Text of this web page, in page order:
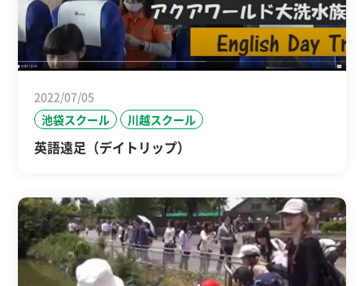
2022/07/05
池袋スクール
川越スクール
英語遠足（デイトリップ）